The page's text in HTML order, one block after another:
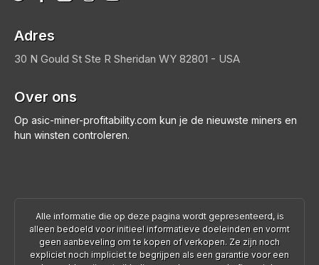
Adres
30 N Gould St Ste R Sheridan WY 82801 - USA
Over ons
Op asic-miner-profitability.com kun je de nieuwste miners en
hun winsten controleren.
Alle informatie die op deze pagina wordt gepresenteerd, is
alleen bedoeld voor initieel informatieve doeleinden en vormt
geen aanbeveling om te kopen of verkopen. Ze zijn noch
expliciet noch impliciet te begrijpen als een garantie voor een